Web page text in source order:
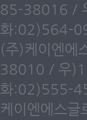
85-38016 /
화:02)564-
(주)케이엔에
38010 / 우
화:02)555-
케이엔에스